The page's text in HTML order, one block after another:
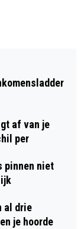
af van je
per
pinnen niet
al drie
je hoorde